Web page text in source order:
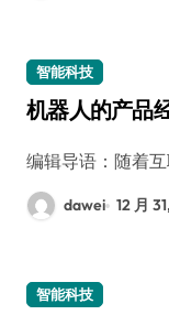
智能科技
机器人的产品
编辑导语：随着
dawei 12 月
智能科技